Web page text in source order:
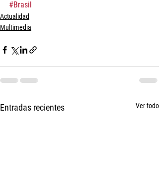
#Brasil
Actualidad
Multimedia
Entradas recientes Ver todo